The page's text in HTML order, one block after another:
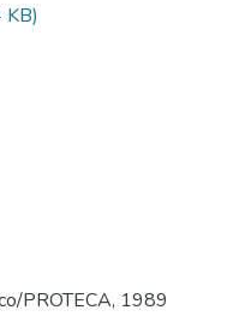
PROTECA, 1989